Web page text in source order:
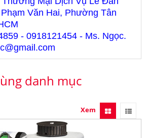
Văn Hai, Phường Tân
- 0918121454 - Ms. Ngọc.
danh mục
Xem